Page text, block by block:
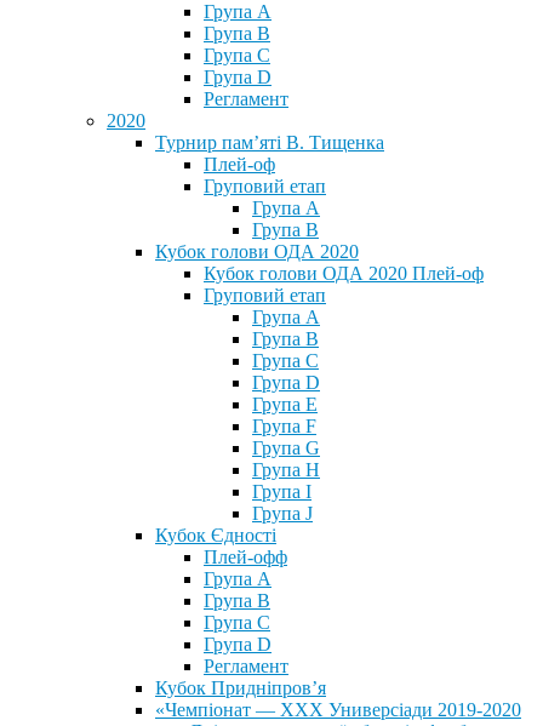
Група А
Група В
Група С
Група D
Регламент
2020
Турнир пам’яті В. Тищенка
Плей-оф
Груповий етап
Група А
Група В
Кубок голови ОДА 2020
Кубок голови ОДА 2020 Плей-оф
Груповий етап
Група A
Група B
Група C
Група D
Група E
Група F
Група G
Група H
Група I
Група J
Кубок Єдності
Плей-офф
Група А
Група В
Група С
Група D
Регламент
Кубок Придніпров’я
«Чемпіонат — ХХХ Универсіади 2019-2020